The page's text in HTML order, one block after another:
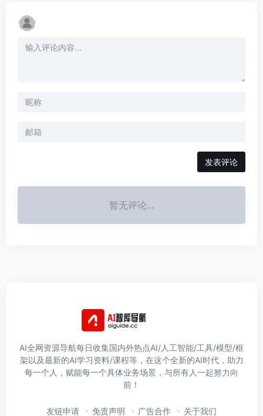
发表评论
暂无评论...
AI全网资源导航每日收集国内外热点AI/人工智能/工具/模型/框
架以及最新的AI学习资料/课程等，在这个全新的AI时代，助力
每一个人，赋能每一个具体业务场景，与所有人一起努力向
前！
友链申请 免责声明 广告合作 关于我们